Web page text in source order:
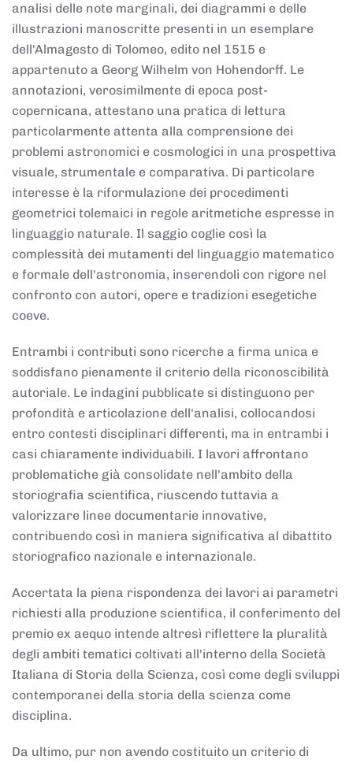
analisi delle note marginali, dei diagrammi e delle
illustrazioni manoscritte presenti in un esemplare
dell'Almagesto di Tolomeo, edito nel 1515 e
appartenuto a Georg Wilhelm von Hohendorff. Le
annotazioni, verosimilmente di epoca post-
copernicana, attestano una pratica di lettura
particolarmente attenta alla comprensione dei
problemi astronomici e cosmologici in una prospettiva
visuale, strumentale e comparativa. Di particolare
interesse è la riformulazione dei procedimenti
geometrici tolemaici in regole aritmetiche espresse in
linguaggio naturale. Il saggio coglie così la
complessità dei mutamenti del linguaggio matematico
e formale dell'astronomia, inserendoli con rigore nel
confronto con autori, opere e tradizioni esegetiche
coeve.
Entrambi i contributi sono ricerche a firma unica e
soddisfano pienamente il criterio della riconoscibilità
autoriale. Le indagini pubblicate si distinguono per
profondità e articolazione dell'analisi, collocandosi
entro contesti disciplinari differenti, ma in entrambi i
casi chiaramente individuabili. I lavori affrontano
problematiche già consolidate nell'ambito della
storiografia scientifica, riuscendo tuttavia a
valorizzare linee documentarie innovative,
contribuendo così in maniera significativa al dibattito
storiografico nazionale e internazionale.
Accertata la piena rispondenza dei lavori ai parametri
richiesti alla produzione scientifica, il conferimento del
premio ex aequo intende altresì riflettere la pluralità
degli ambiti tematici coltivati all'interno della Società
Italiana di Storia della Scienza, così come degli sviluppi
contemporanei della storia della scienza come
disciplina.
Da ultimo, pur non avendo costituito un criterio di